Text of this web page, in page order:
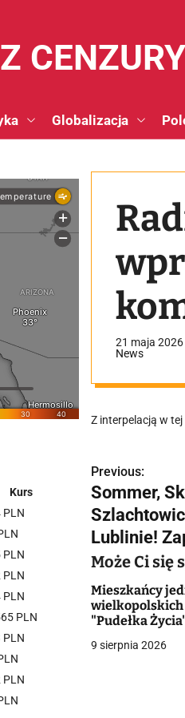
Globalizacja
21 maja 2026
News
Z interpelacją w
N
a
w
i
g
a
Previous:
Sommer,
Lublinie!
Może Ci się
Mieszkańcy
wielkopolskich
"Pudełka
9 sierpnia 2026
Kurs
PLN
PLN
PLN
PLN
PLN
PLN
PLN